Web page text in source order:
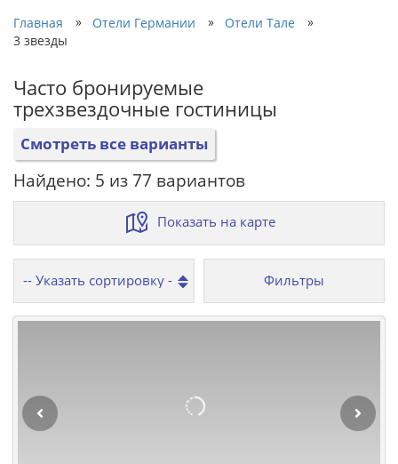
Главная » Отели Германии » Отели Тале
»
3 звезды
Часто бронируемые
трехзвездочные гостиницы
Смотреть все варианты
Найдено: 5 из 77 вариантов
Показать на карте
Фильтры